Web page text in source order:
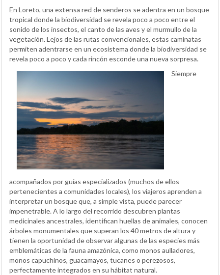
En Loreto, una extensa red de senderos se adentra en un bosque
tropical donde la biodiversidad se revela poco a poco entre el
sonido de los insectos, el canto de las aves y el murmullo de la
vegetación. Lejos de las rutas convencionales, estas caminatas
permiten adentrarse en un ecosistema donde la biodiversidad se
revela poco a poco y cada rincón esconde una nueva sorpresa.
Siempre
acompañados por guías especializados (muchos de ellos
pertenecientes a comunidades locales), los viajeros aprenden a
interpretar un bosque que, a simple vista, puede parecer
impenetrable. A lo largo del recorrido descubren plantas
medicinales ancestrales, identifican huellas de animales, conocen
árboles monumentales que superan los 40 metros de altura y
tienen la oportunidad de observar algunas de las especies más
emblemáticas de la fauna amazónica, como monos aulladores,
monos capuchinos, guacamayos, tucanes o perezosos,
perfectamente integrados en su hábitat natural.